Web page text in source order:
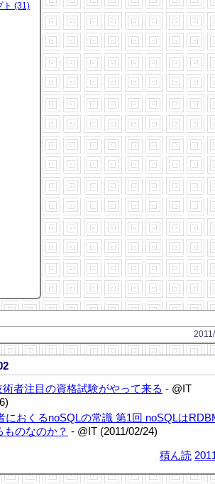
ト (31)
者注目の資格試験がやって来る - @IT
におくるnoSQLの常識 第1回 noSQLは
ものなのか？ - @IT (2011/02/24)
積ん読